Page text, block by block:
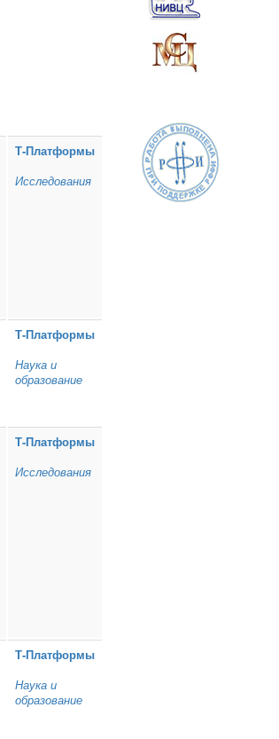
Т‑Платформы
Исследования
Т‑Платформы
Наука и
образование
Т‑Платформы
Исследования
Т‑Платформы
Наука и
образование